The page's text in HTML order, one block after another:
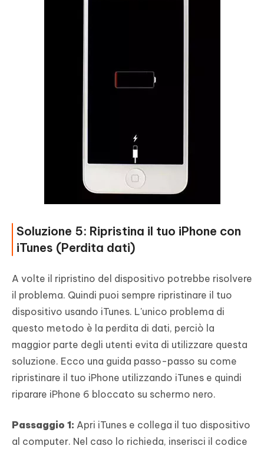
Soluzione 5: Ripristina il tuo iPhone con
iTunes (Perdita dati)
A volte il ripristino del dispositivo potrebbe risolvere
il problema. Quindi puoi sempre ripristinare il tuo
dispositivo usando iTunes. L'unico problema di
questo metodo è la perdita di dati, perciò la
maggior parte degli utenti evita di utilizzare questa
soluzione. Ecco una guida passo-passo su come
ripristinare il tuo iPhone utilizzando iTunes e quindi
riparare iPhone 6 bloccato su schermo nero.
Passaggio 1: Apri iTunes e collega il tuo dispositivo
al computer. Nel caso lo richieda, inserisci il codice